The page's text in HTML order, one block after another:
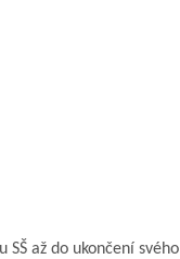
až do ukončení svého